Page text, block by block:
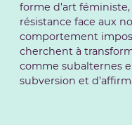
forme d’art
résistance face aux
comportement
cherchent à
comme subalternes
subversion et